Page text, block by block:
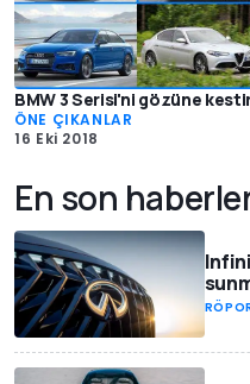
BMW 3 Serisi'ni gözüne
ÖNE ÇIKANLAR
16 Eki 2018
En son